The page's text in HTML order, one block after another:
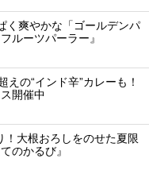
く爽やかな「ゴールデンパ
ルーツパーラー』
の“インド辛”カレーも！
開催中
大根おろしをのせた夏限
のかるび』